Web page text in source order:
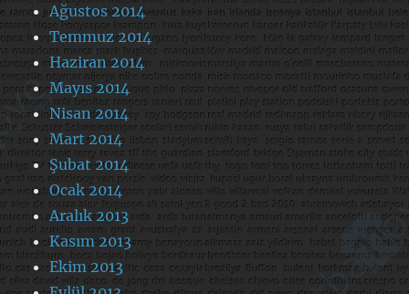
Ağustos 2014
Temmuz 2014
Haziran 2014
Mayıs 2014
Nisan 2014
Mart 2014
Şubat 2014
Ocak 2014
Aralık 2013
Kasım 2013
Ekim 2013